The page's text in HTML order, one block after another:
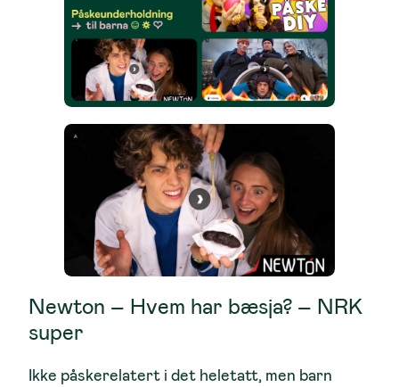
Newton – Hvem har bæsja? – NRK
super
Ikke påskerelatert i det heletatt, men barn